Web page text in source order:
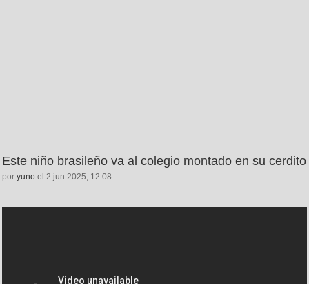
Este niño brasileño va al colegio montado en su cerdito
por yuno el 2 jun 2025, 12:08